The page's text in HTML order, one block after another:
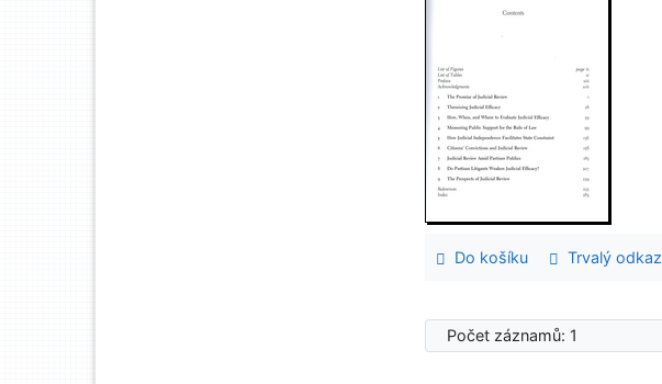
Do košíku Trvalý odkaz
Počet záznamů: 1